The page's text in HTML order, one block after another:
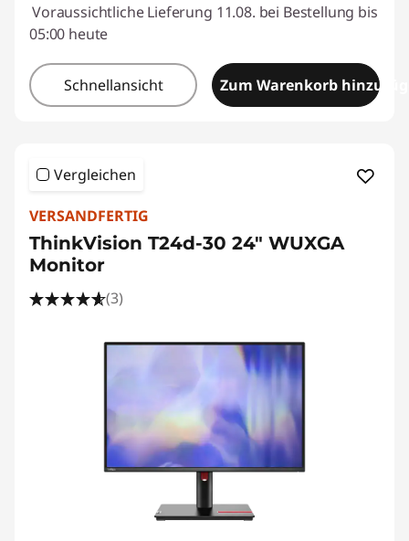
Voraussichtliche Lieferung 11.08. bei Bestellung bis
05:00 heute
Schnellansicht Zum Warenkorb
Vergleichen
VERSANDFERTIG
ThinkVision T24d-30 24" WUXGA
Monitor
(3)